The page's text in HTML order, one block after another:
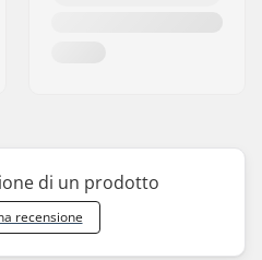
di un prodotto
recensione